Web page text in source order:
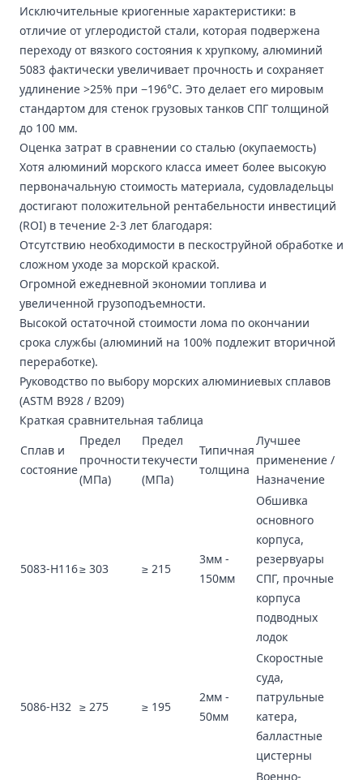
Исключительные криогенные характеристики: в
отличие от углеродистой стали, которая подвержена
переходу от вязкого состояния к хрупкому, алюминий
5083 фактически увеличивает прочность и сохраняет
удлинение >25% при −196°C. Это делает его мировым
стандартом для стенок грузовых танков СПГ толщиной
до 100 мм.
Оценка затрат в сравнении со сталью (окупаемость)
Хотя алюминий морского класса имеет более высокую
первоначальную стоимость материала, судовладельцы
достигают положительной рентабельности инвестиций
(ROI) в течение 2-3 лет благодаря:
Отсутствию необходимости в пескоструйной обработке и
сложном уходе за морской краской.
Огромной ежедневной экономии топлива и
увеличенной грузоподъемности.
Высокой остаточной стоимости лома по окончании
срока службы (алюминий на 100% подлежит вторичной
переработке).
Руководство по выбору морских алюминиевых сплавов
(ASTM B928 / B209)
Краткая сравнительная таблица
Сплав и
состояние
Предел
прочности
(МПа)
Предел
текучести
(МПа)
Типичная
толщина
Лучшее
применение /
Назначение
5083-H116≥ 303 ≥ 215
3мм -
150мм
Обшивка
основного
корпуса,
резервуары
СПГ, прочные
корпуса
подводных
лодок
5086-H32 ≥ 275 ≥ 195
2мм -
50мм
Скоростные
суда,
патрульные
катера,
балластные
цистерны
Военно-